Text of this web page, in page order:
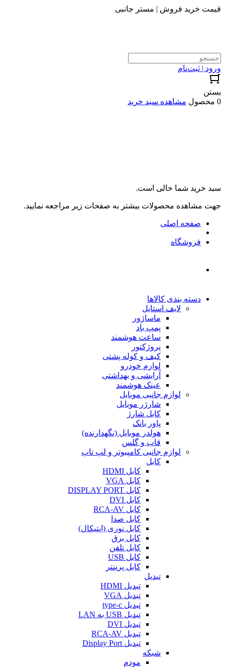
قیمت خرید فروش | مستر جانبی
ورود | ثبت‌نام
بستن
0 محصول
مشاهده سبد خرید
سبد خرید شما خالی است.
جهت مشاهده محصولات بیشتر به صفحات زیر مراجعه نمایید.
صفحه اصلی
فروشگاه
دسته بندی کالاها
لایف استایل
ماساژور
پمپ باد
ساعت هوشمند
پروژکتور
کیف و کوله پشتی
لوازم خودرو
آرایشی و بهداشتی
عینک هوشمند
لوازم جانبی موبایل
شارژر موبایل
کابل شارژ
پاور بانک
هولدر موبایل (نگهدارنده)
قاب و گلس
لوازم جانبی کامپیوتر و لپ تاپ
کابل
کابل HDMI
کابل VGA
کابل DISPLAY PORT
کابل DVI
کابل RCA-AV
کابل صدا
کابل نوری (اپتیکال)
کابل برق
کابل تلفن
کابل USB
کابل پرینتر
تبدیل
تبدیل HDMI
تبدیل VGA
تبدیل type-c
تبدیل USB به LAN
تبدیل DVI
تبدیل RCA-AV
تبدیل Display Port
شبکه
مودم